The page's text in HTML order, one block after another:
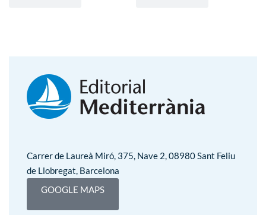
Carrer de Laureà Miró, 375, Nave 2, 08980 Sant Feliu
de Llobregat, Barcelona
GOOGLE MAPS